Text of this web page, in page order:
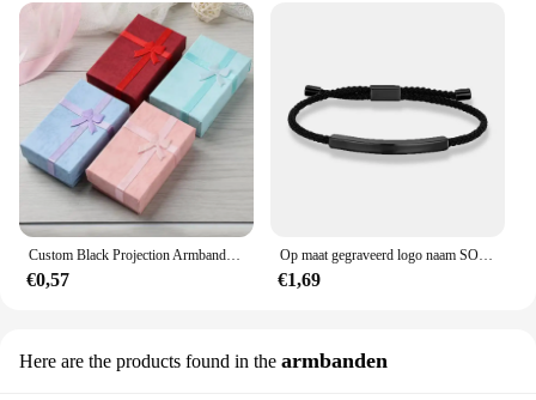
€0,57
Op maat gegraveerd logo naam SOS nummer armband zwart roestvrij staal ID armband mannen vrouwen paar verstelbare gevlochten touw sieraden
€1,69
Here are the products found in the armbanden